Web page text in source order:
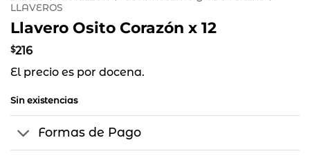
LLAVEROS
Llavero Osito Corazón x 12
$216
El precio es por docena.
Sin existencias
Formas de Pago